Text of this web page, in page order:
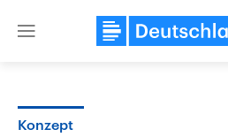
Close
Konzept